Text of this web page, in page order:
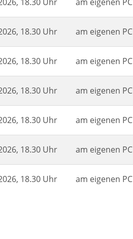
18.30 Uhr am eigenen PC
18.30 Uhr am eigenen PC
18.30 Uhr am eigenen PC
18.30 Uhr am eigenen PC
18.30 Uhr am eigenen PC
18.30 Uhr am eigenen PC